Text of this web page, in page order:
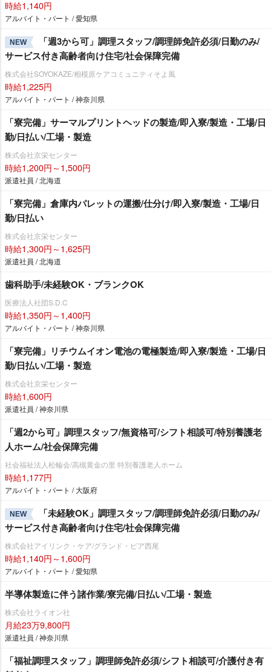
時給1,140円
アルバイト・パート / 愛知県
NEW
「週3から可」調理スタッフ/調理師免許必須/日勤のみ/
サービス付き高齢者向け住宅/社会保障完備
株式会社SOYOKAZE/相模原ケアコミュニティそよ風
時給1,225円
アルバイト・パート / 神奈川県
「寮完備」サーマルプリントヘッドの製造/即入寮/製造・工場/日
勤/日払い/工場・製造
株式会社京栄センター
時給1,200円～1,500円
派遣社員 / 北海道
「寮完備」倉庫内パレットの運搬/仕分け/即入寮/製造・工場/日
勤/日払い
株式会社京栄センター
時給1,300円～1,625円
派遣社員 / 北海道
歯科助手/未経験OK・ブランクOK
医療法人社団S.D.C
時給1,350円～1,400円
アルバイト・パート / 神奈川県
「寮完備」リチウムイオン電池の電極製造/即入寮/製造・工場/日
勤/日払い/工場・製造
株式会社京栄センター
時給1,600円
派遣社員 / 神奈川県
「週2から可」調理スタッフ/無資格可/シフト相談可/特別養護老
人ホーム/社会保障完備
社会福祉法人松輪会/高槻黄金の里 特別養護老人ホーム
時給1,177円
アルバイト・パート / 大阪府
NEW
「未経験OK」調理スタッフ/調理師免許必須/日勤のみ/
サービス付き高齢者向け住宅/社会保障完備
株式会社アイリンク・ケア/グランド・ピア西尾
時給1,140円～1,600円
アルバイト・パート / 愛知県
半導体製造に伴う諸作業/寮完備/日払い/工場・製造
株式会社ライオン社
月給23万9,800円
派遣社員 / 神奈川県
「福祉調理スタッフ」調理師免許必須/シフト相談可/介護付き有